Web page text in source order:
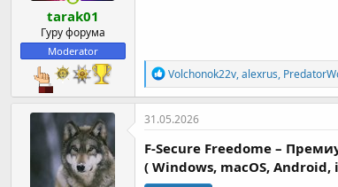
tarak01
Гуру форума
Moderator
Р
е
а
к
и
и
:
Volchonok22v,alexrus,
31.05.2026
F-Secure Freedome –
( Windows, macOS, Android,